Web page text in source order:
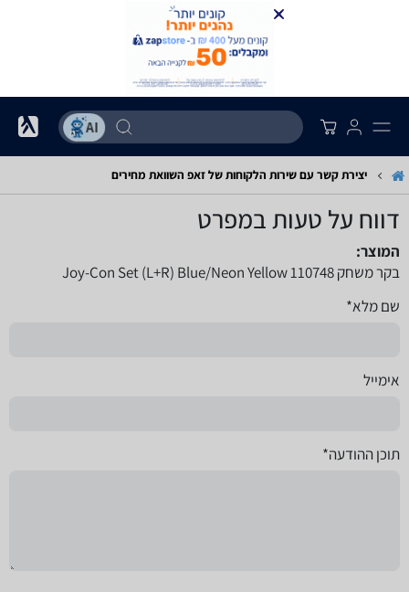
יצירת קשר עם שירות הלקוחות של זאפ השוואת מחירים
דווח על טעות במפרט
המוצר:
בקר משחק 110748 Joy-Con Set (L+‎R) Blue/Neon Yellow
שם מלא*
אימייל
תוכן ההודעה*